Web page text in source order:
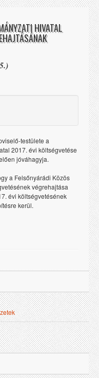
HIVATAL
testülete a
2017. évi költségvetése
jóváhagyja.
a Felsőnyárádi Közös
végrehajtása
évi költségvetésének
kerül.